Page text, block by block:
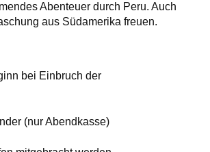
Abenteuer durch Peru. Auch
aus Südamerika freuen.
bei Einbruch der
(nur Abendkasse)